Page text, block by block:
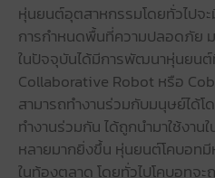
หุ่นยนต์อุตสาหกรรมโดยทั่วไปจะ
การกำหนดพื้นที่ความปลอดภัย ม
ในปัจจุบันได้มีการพัฒนาหุ่นยนต์
Collaborative Robot หรือ
สามารถทำงานร่วมกับมนุษย์ได้
ทำงานร่วมกัน ได้ถูกนำมาใช้งา
หลายมากยิ่งขึ้น หุ่นยนต์โคบอทมี
ในท้องตลาด โดยทั่วไปโคบอทจ